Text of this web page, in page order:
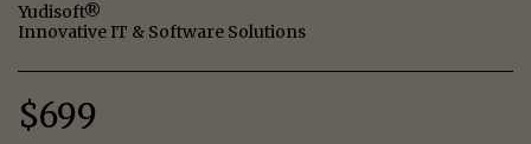
Yudisoft®
Innovative IT & Software Solutions
$699